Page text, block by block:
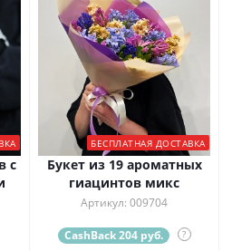
с
БЕСПЛАТНАЯ ДОСТАВКА
Букет из 19 ароматных
гиацинтов микс
Артикул: 009704
CashBack 204 руб. ?